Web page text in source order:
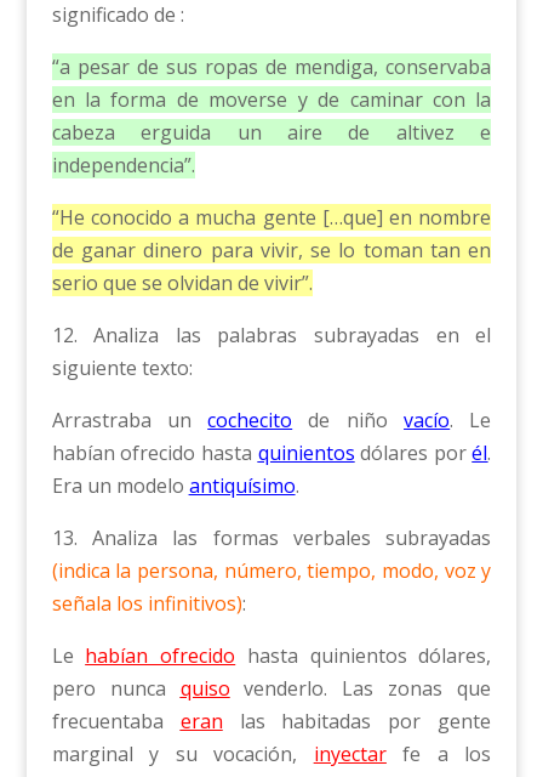
significado de :
“a pesar de sus ropas de mendiga, conservaba
en la forma de moverse y de caminar con la
cabeza erguida un aire de altivez e
independencia”.
“He conocido a mucha gente […que] en nombre
de ganar dinero para vivir, se lo toman tan en
serio que se olvidan de vivir”.
12. Analiza las palabras subrayadas en el
siguiente texto:
Arrastraba uncochecito de niñovacío. Le
habían ofrecido hasta quinientos dólares porél.
Era un modelo antiquísimo.
13. Analiza las formas verbales subrayadas
(indica la persona, número, tiempo, modo, voz y
señala los infinitivos):
Le habían ofrecido hasta quinientos dólares,
pero nunca quiso venderlo. Las zonas que
frecuentaba eran las habitadas por gente
marginal y su vocación, inyectarfe a los